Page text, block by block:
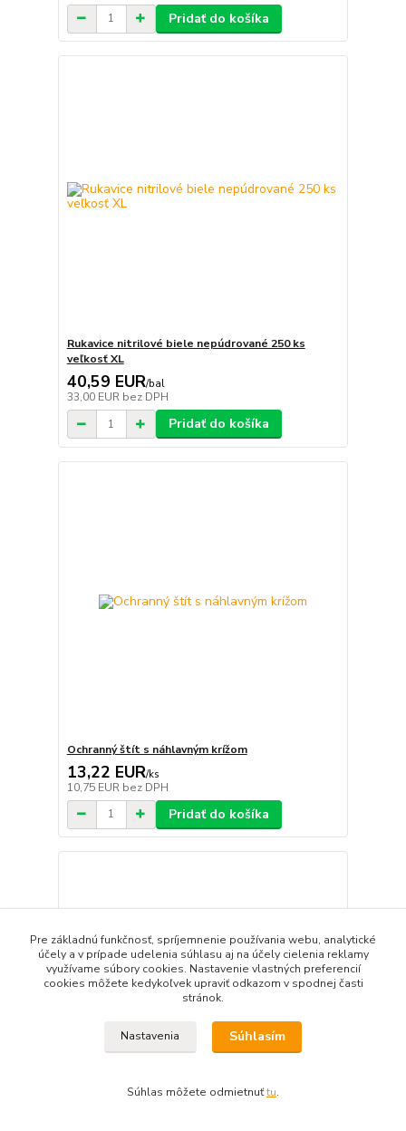
Pridať do košíka
Rukavice nitrilové biele nepúdrované 250 ks
veľkosť XL
40,59 EUR/bal
33,00 EUR bez DPH
Pridať do košíka
Ochranný štít s náhlavným krížom
13,22 EUR/ks
10,75 EUR bez DPH
Pridať do košíka
Pre základnú funkčnosť, spríjemnenie používania webu, analytické
účely a v prípade udelenia súhlasu aj na účely cielenia reklamy
využívame súbory cookies. Nastavenie vlastných preferencií
cookies môžete kedykoľvek upraviť odkazom v spodnej časti
stránok.
Nastavenia Súhlasím
Súhlas môžete odmietnuťtu.